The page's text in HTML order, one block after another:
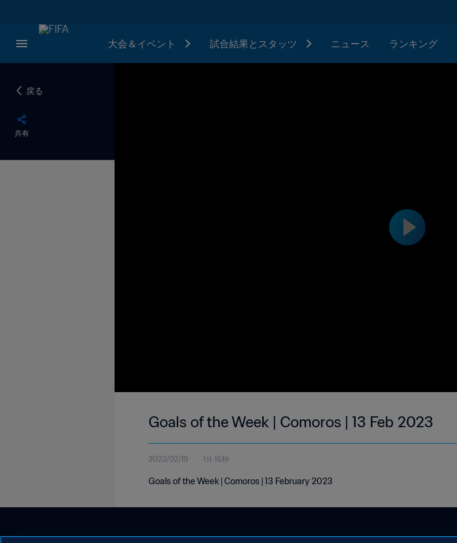
大会＆イベント 試合結果とスタッツ ニュース ランキング
戻る
共有
Goals of the Week | Comoros | 13 Feb 2023
2023/02/19 1分 16秒
Goals of the Week | Comoros | 13 February 2023